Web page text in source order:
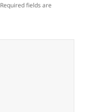
Required fields are